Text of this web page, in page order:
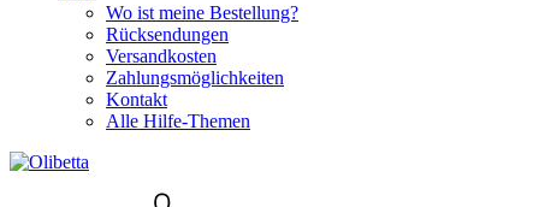
Wo ist meine Bestellung?
Rücksendungen
Versandkosten
Zahlungsmöglichkeiten
Kontakt
Alle Hilfe-Themen